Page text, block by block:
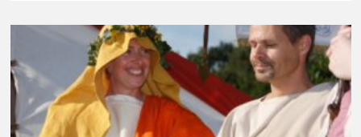
Inwoners
weggebruikers
eerder
betrekken
bij
inrichting
weg